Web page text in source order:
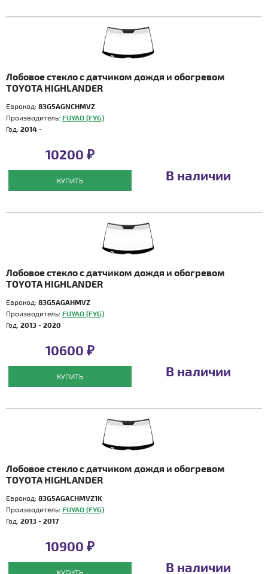
Лобовое стекло с датчиком дождя и обогревом
TOYOTA HIGHLANDER
Еврокод: 83G5AGNCHMVZ
Производитель: FUYAO (FYG)
Год: 2014 -
10200 ₽
КУПИТЬ В наличии
Лобовое стекло с датчиком дождя и обогревом
TOYOTA HIGHLANDER
Еврокод: 83G5AGAHMVZ
Производитель: FUYAO (FYG)
Год: 2013 - 2020
10600 ₽
КУПИТЬ В наличии
Лобовое стекло с датчиком дождя и обогревом
TOYOTA HIGHLANDER
Еврокод: 83G5AGACHMVZ1K
Производитель: FUYAO (FYG)
Год: 2013 - 2017
10900 ₽
КУПИТЬ В наличии